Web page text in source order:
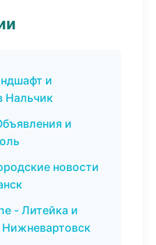
и
Нальчик
и
новости
- Литейка и